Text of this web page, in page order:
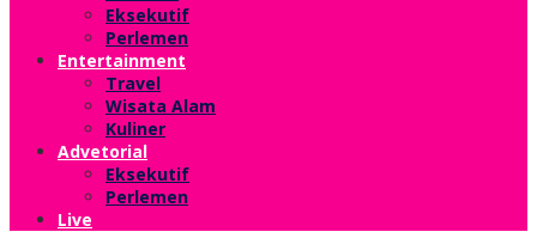
Eksekutif
Perlemen
Entertainment
Travel
Wisata Alam
Kuliner
Advetorial
Eksekutif
Perlemen
Live